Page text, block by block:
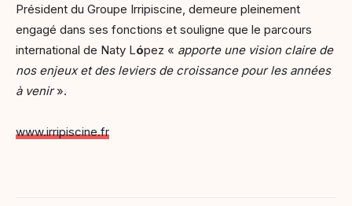
Président du Groupe Irripiscine, demeure pleinement
engagé dans ses fonctions et souligne que le parcours
international de Naty López « apporte une vision claire de
nos enjeux et des leviers de croissance pour les années
à venir».
www.irripiscine.fr